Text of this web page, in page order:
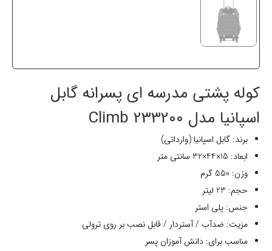
کوله پشتی مدرسه ای پسرانه گابل
اسپانیا مدل 233200 Climb
برند: گابل اسپانیا (وارداتی)
ابعاد: 15×44×32 سانتی متر
وزن: 550 گرم
حجم: 23 لیتر
جنس: پلی‌ استر
مزیت: ضدآب / آستردار / قابل نصب بر روی ترولی
مناسب برای: دانش آموزان پسر